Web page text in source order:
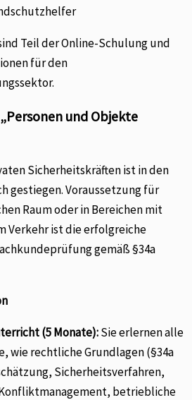
Teil der Online-Schulung und
für den
und Objekte
Sicherheitskräften ist in den
gestiegen. Voraussetzung für
Raum oder in Bereichen mit
Verkehr ist die erfolgreiche
gemäß §34a
(5 Monate):Sie erlernen alle
wie rechtliche Grundlagen (§34a
Sicherheitsverfahren,
betriebliche